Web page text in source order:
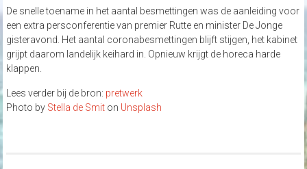
De snelle toename in het aantal besmettingen was de aanleiding voor
een extra persconferentie van premier Rutte en minister De Jonge
gisteravond. Het aantal coronabesmettingen blijft stijgen, het kabinet
grijpt daarom landelijk keihard in. Opnieuw krijgt de horeca harde
klappen.
Lees verder bij de bron: pretwerk
Photo by Stella de Smiton Unsplash